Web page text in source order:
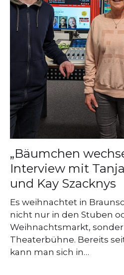
„Bäumchen
Interview mit
und Kay Szacknys
Es weihnachtet in
nicht nur in den Stuben
Weihnachtsmarkt,
Theaterbühne. Bereits
kann man sich in…